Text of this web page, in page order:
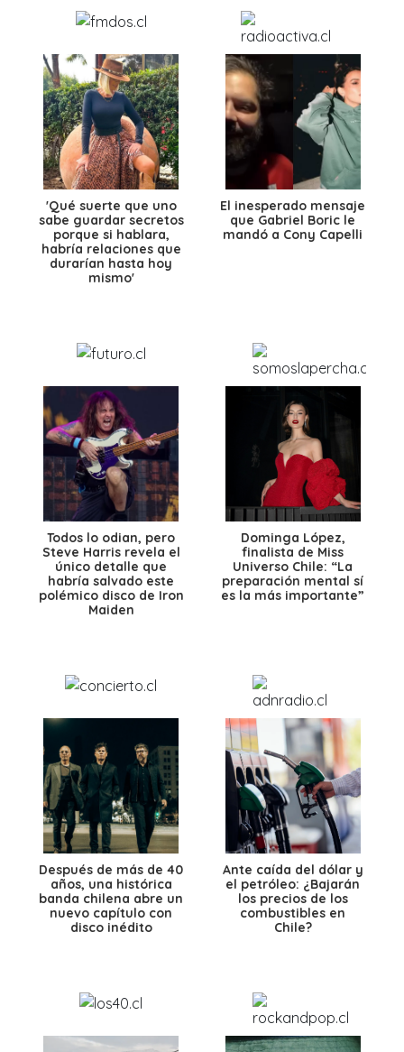
'Qué suerte que uno
sabe guardar secretos
porque si hablara,
habría relaciones que
durarían hasta hoy
mismo'
El inesperado mensaje
que Gabriel Boric le
mandó a Cony Capelli
Todos lo odian, pero
Steve Harris revela el
único detalle que
habría salvado este
polémico disco de Iron
Maiden
Dominga López,
finalista de Miss
Universo Chile: “La
preparación mental sí
es la más importante”
Después de más de 40
años, una histórica
banda chilena abre un
nuevo capítulo con
disco inédito
Ante caída del dólar y
el petróleo: ¿Bajarán
los precios de los
combustibles en
Chile?